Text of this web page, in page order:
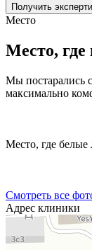
Получить
Место
Место, где
Мы постарались
максимально
Место, где
Смотреть все
Адрес клиники